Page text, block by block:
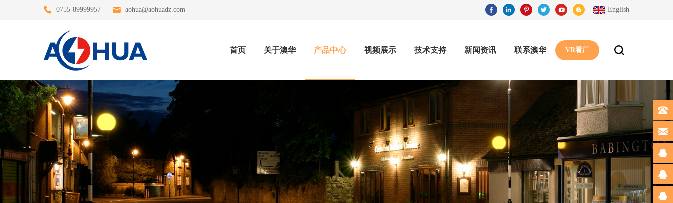
0755-89999957 aohua@aohuadz.com English
VR看厂
首页 关于澳华 产品中心 视频展示 技术支持 新闻资讯 联系澳华